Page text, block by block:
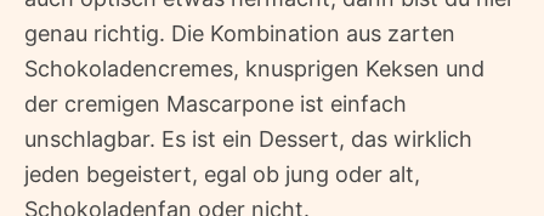
genau richtig. Die Kombination aus zarten
Schokoladencremes, knusprigen Keksen und
der cremigen Mascarpone ist einfach
unschlagbar. Es ist ein Dessert, das wirklich
jeden begeistert, egal ob jung oder alt,
Schokoladenfan oder nicht.